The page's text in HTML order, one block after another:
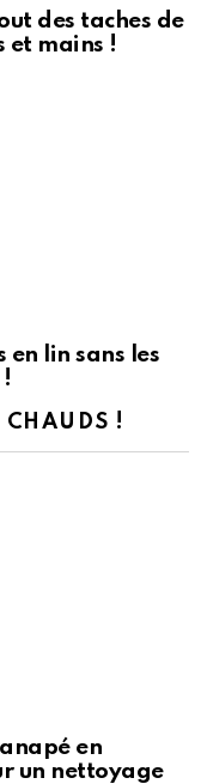
des taches de
et mains !
en lin sans les
CHAUDS !
en
un nettoyage